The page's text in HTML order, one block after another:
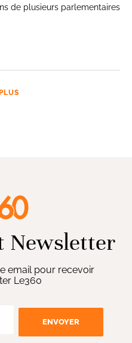
de plusieurs parlementaires
Newsletter
email pour recevoir
Le360
ENVOYER